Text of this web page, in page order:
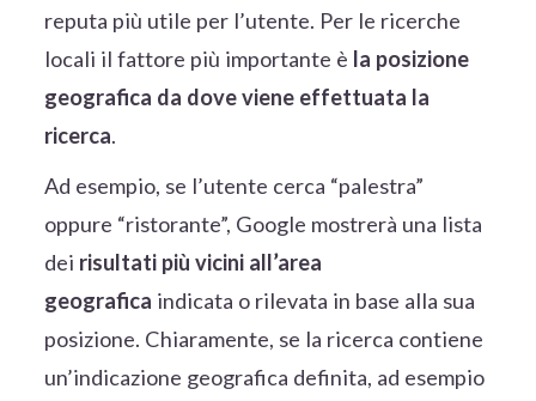
reputa più utile per l’utente. Per le ricerche
locali il fattore più importante è la posizione
geografica da dove viene effettuata la
ricerca.
Ad esempio, se l’utente cerca “palestra”
oppure “ristorante”, Google mostrerà una lista
dei risultati più vicini all’area
geografica indicata o rilevata in base alla sua
posizione. Chiaramente, se la ricerca contiene
un’indicazione geografica definita, ad esempio